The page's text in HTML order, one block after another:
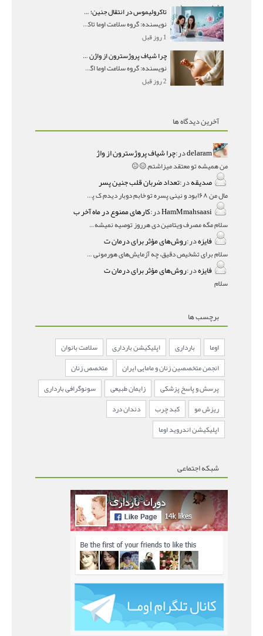
تاکرولیموس در انتقال جنین؛ آیا شانس لانه‌گزینی را افزایش می‌دهد؟
نویسنده: گروه سلامت اوما تاکرولیموس در انتقال جنین
1 روز قبل
چرا شیاف پروژسترون از واژن بیرون می‌ریزد؟ میزان جذب و زمان صحیح مصرف
نویسنده: گروه سلامت اوما اگر بعد از گذاشتن شیاف پر
2 روز قبل
آخرین دیدگاه ها
delaramدر:چرا شیاف پروژسترون از واژ
من همیشه تو معتقد میزاشتم,,😑😐
صدیقهدر:تعداد ضربان قلب جنین پسر
مال من ۱۶۸بود و نینی پسره تو خابم دوبار دیدم ک پسره
HamMmahsaasiدر:کارهای ممنوع در ماه آخر ب
سلام مگه مصرف ویتامین دی هرروز توصیه نمیشه؟درمقاله میگه
فایزهدر:روش‌های مؤثر برای درمان ت
سلام برای تشخیص دقیق، چه آزمایش‌های هورمونی و چه سونوگر
فایزهدر:روش‌های مؤثر برای درمان ت
سلام
برچسب ها
اوما بارداری اپلیکیشن بارداری
سلامت بانوان
انجمن متخصصین زنان و مامایی ایران
متخصص زنان
پرسش و پاسخ پزشکی
زایمان طبیعی
سونوگرافی بارداری
ریزش مو
کبد چرب
دندان درد
اپلیکیشن اندروید اوما
شبکه اجتماعی